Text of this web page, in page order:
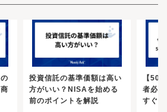
18歳以上の方しか、NI
ニアNISAを利用して、1
投資できました。しか
対象とした非課税制度
生涯非課税限度額の上
長投資枠は1,200万
いたとしても、商品
商品の薄荷分（投資信
の枠を翌年に再利用
税枠の再利用が認めら
とも考えられるでしょ
って、上がったら売る
売買を非課税で行える
NISAは家計の安定的な
導入されたという経緯
から外れているといえ
応じて手数料が入ると
支障をきたさずに耐え
あれば、一時的な値下
期」と捉えて動揺せず
まとまった金額を動か
であっても「目減りす
くなるため、受ける精
「自分は耐えられる」
、ネットの画面上で実
す。円から外貨へ、外
為替の変動により受取
差額によって利益を得
出しのタイミングで預
利が高めです。同じ金
預けたとすると、後者
取れる可能性がありま
らに詳しく知りたい方
しか持っていない人で
ます。IFAとは金融機
アドバイザーのことを
融機関にも所属してい
とはありません。中立
とが可能となります。
相談料もかかりません
らえればと思います。
投資信託の基準価額は高い
方がいい？NISAを始める
前のポイントを解説
【50
者必
すぐ